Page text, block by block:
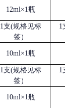
12ml×1瓶
1支(规格见标
签）
1
10ml×1瓶
1支(规格见标
签）
1
10ml×1瓶